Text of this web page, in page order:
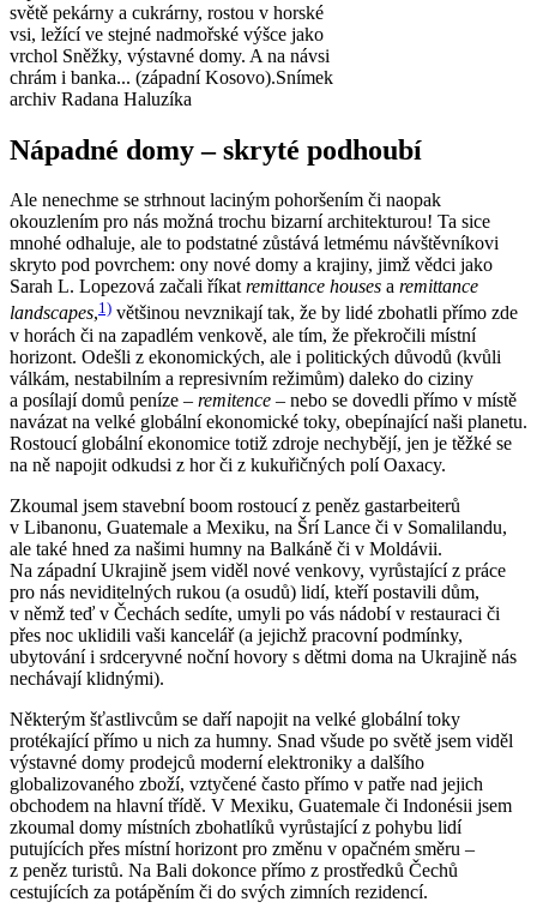
světě pekárny a cukrárny, rostou v horské
vsi, ležící ve stejné nadmořské výšce jako
vrchol Sněžky, výstavné domy. A na návsi
chrám i banka... (západní Kosovo).Snímek
archiv Radana Haluzíka
Nápadné domy – skryté podhoubí
Ale nenechme se strhnout laciným pohoršením či naopak
okouzlením pro nás možná trochu bizarní architekturou! Ta sice
mnohé odhaluje, ale to podstatné zůstává letmému návštěvníkovi
skryto pod povrchem: ony nové domy a krajiny, jimž vědci jako
Sarah L. Lopezová začali říkatremittance houses a remittance
landscapes,1) většinou nevznikají tak, že by lidé zbohatli přímo zde
v horách či na zapadlém venkově, ale tím, že překročili místní
horizont. Odešli z ekonomických, ale i politických důvodů (kvůli
válkám, nestabilním a represivním režimům) daleko do ciziny
a posílají domů peníze – remitence – nebo se dovedli přímo v místě
navázat na velké globální ekonomické toky, obepínající naši planetu.
Rostoucí globální ekonomice totiž zdroje nechybějí, jen je těžké se
na ně napojit odkudsi z hor či z kukuřičných polí Oaxacy.
Zkoumal jsem stavební boom rostoucí z peněz gastarbeiterů
v Libanonu, Guatemale a Mexiku, na Šrí Lance či v Somalilandu,
ale také hned za našimi humny na Balkáně či v Moldávii.
Na západní Ukrajině jsem viděl nové venkovy, vyrůstající z práce
pro nás neviditelných rukou (a osudů) lidí, kteří postavili dům,
v němž teď v Čechách sedíte, umyli po vás nádobí v restauraci či
přes noc uklidili vaši kancelář (a jejichž pracovní podmínky,
ubytování i srdceryvné noční hovory s dětmi doma na Ukrajině nás
nechávají klidnými).
Některým šťastlivcům se daří napojit na velké globální toky
protékající přímo u nich za humny. Snad všude po světě jsem viděl
výstavné domy prodejců moderní elektroniky a dalšího
globalizovaného zboží, vztyčené často přímo v patře nad jejich
obchodem na hlavní třídě. V Mexiku, Guatemale či Indonésii jsem
zkoumal domy místních zbohatlíků vyrůstající z pohybu lidí
putujících přes místní horizont pro změnu v opačném směru –
z peněz turistů. Na Bali dokonce přímo z prostředků Čechů
cestujících za potápěním či do svých zimních rezidencí.